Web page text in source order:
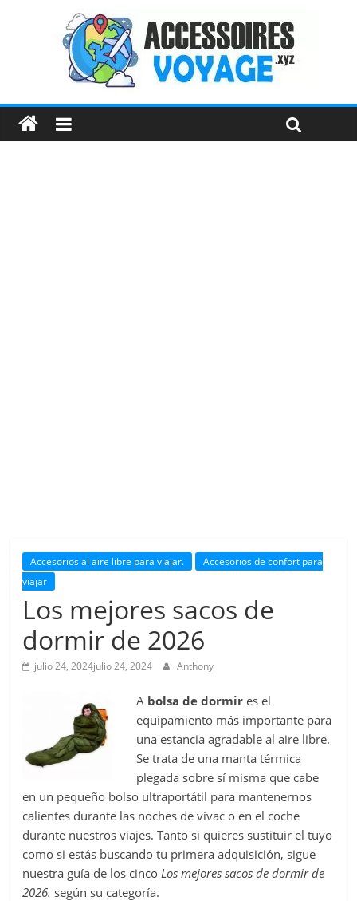
Accesorios al aire libre para viajar.
Accesorios de confort para
viajar
Los mejores sacos de
dormir de 2026
julio 24, 2024julio 24, 2024 Anthony
A bolsa de dormir es el
equipamiento más importante para
una estancia agradable al aire libre.
Se trata de una manta térmica
plegada sobre sí misma que cabe
en un pequeño bolso ultraportátil para mantenernos
calientes durante las noches de vivac o en el coche
durante nuestros viajes. Tanto si quieres sustituir el tuyo
como si estás buscando tu primera adquisición, sigue
nuestra guía de los cincoLos mejores sacos de dormir de
2026. según su categoría.